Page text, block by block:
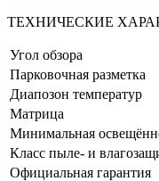
ТЕХНИЧЕСКИЕ
Угол обзора
Парковочная разметка
Диапозон температур
Матрица
Минимальная
Класс пыле- и
Официальная гарантия